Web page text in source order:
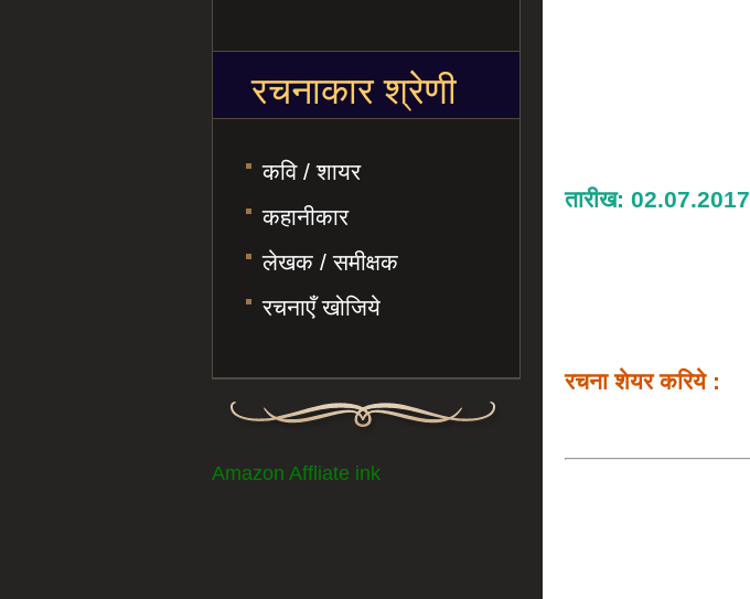
तारीख: 02.07.2017
रचना शेयर करिये :
रचनाकार श्रेणी
कवि / शायर
कहानीकार
लेखक / समीक्षक
रचनाएँ खोजिये
Amazon Affliate ink